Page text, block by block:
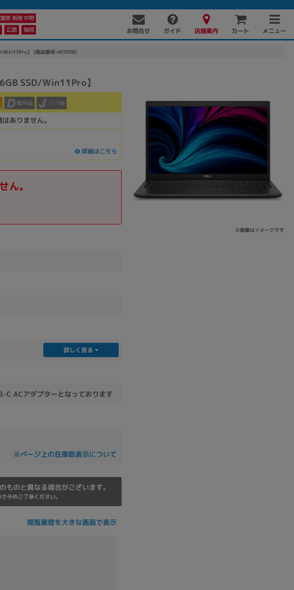
お問合せ ガイド 店舗案内 カート メニュー
】 (商品番号:407838)
SSD/Win11Pro】
※画像はイメージです
ありません。
詳細はこちら
ん。
詳しく見る
ACアダプターとなっております
※ページ上の在庫数表示について
のと異なる場合がございます。
予めご了承ください。
閲覧履歴を大きな画面で表示